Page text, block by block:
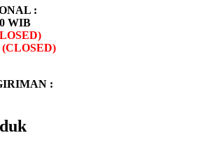
:
WIB
: